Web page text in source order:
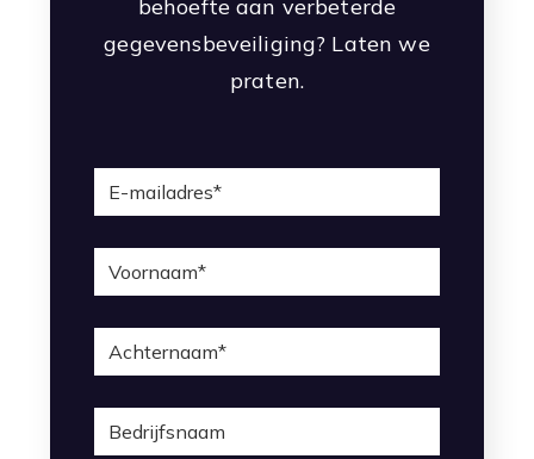
behoefte aan verbeterde
gegevensbeveiliging? Laten we
praten.